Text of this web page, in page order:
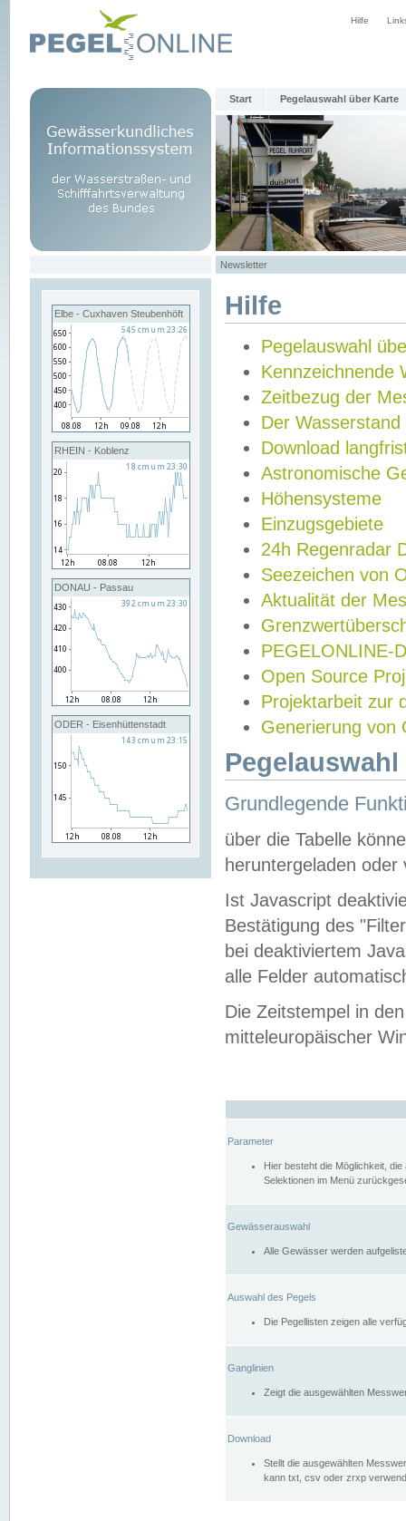
Hilfe
Start Pegelauswahl über Karte
Newsletter
Elbe - Cuxhaven Steubenhöft
RHEIN - Koblenz
DONAU - Passau
ODER - Eisenhüttenstadt
Hilfe
Pegelauswahl
Kennzeichnende
Zeitbezug der
Der Wasserstand
Download
Astronomische
Höhensysteme
Einzugsgebiete
24h Regenradar
Seezeichen von
Aktualität der
PEGELONLINE-
Open Source
Projektarbeit zur
Generierung von
Grundlegende
über die Tabelle
heruntergeladen oder
Ist Javascript
Bestätigung des
bei deaktiviertem
alle Felder
Die Zeitstempel in
mitteleuropäischer
Parameter
Hier besteht die Möglichkeit,
Selektionen im Menü
Gewässerauswahl
Alle Gewässer werden
Auswahl des Pegels
Die Pegellisten zeigen alle
Ganglinien
Zeigt die ausgewählten
Download
Stellt die ausgewählten
kann txt, csv oder zrxp